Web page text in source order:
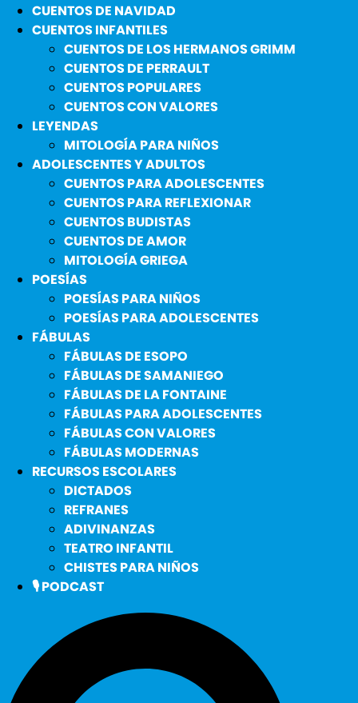
CUENTOS DE NAVIDAD
CUENTOS INFANTILES
CUENTOS DE LOS HERMANOS GRIMM
CUENTOS DE PERRAULT
CUENTOS POPULARES
CUENTOS CON VALORES
LEYENDAS
MITOLOGÍA PARA NIÑOS
ADOLESCENTES Y ADULTOS
CUENTOS PARA ADOLESCENTES
CUENTOS PARA REFLEXIONAR
CUENTOS BUDISTAS
CUENTOS DE AMOR
MITOLOGÍA GRIEGA
POESÍAS
POESÍAS PARA NIÑOS
POESÍAS PARA ADOLESCENTES
FÁBULAS
FÁBULAS DE ESOPO
FÁBULAS DE SAMANIEGO
FÁBULAS DE LA FONTAINE
FÁBULAS PARA ADOLESCENTES
FÁBULAS CON VALORES
FÁBULAS MODERNAS
RECURSOS ESCOLARES
DICTADOS
REFRANES
ADIVINANZAS
TEATRO INFANTIL
CHISTES PARA NIÑOS
🎙️ PODCAST